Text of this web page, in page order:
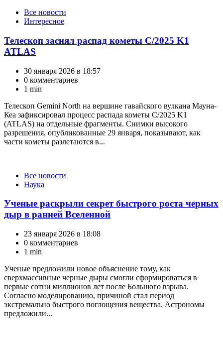
КатегорииВсе новости
Интересное
Телескоп заснял распад кометы C/2025 K1
ATLAS
30 января 2026 в 18:57
0 комментариев
1 min
Телескоп Gemini North на вершине гавайского вулкана Мауна-
Кеа зафиксировал процесс распада кометы C/2025 K1
(ATLAS) на отдельные фрагменты. Снимки высокого
разрешения, опубликованные 29 января, показывают, как
части кометы разлетаются в...
КатегорииВсе новости
Наука
Ученые раскрыли секрет быстрого роста черных
дыр в ранней Вселенной
23 января 2026 в 18:08
0 комментариев
1 min
Ученые предложили новое объяснение тому, как
сверхмассивные черные дыры смогли сформироваться в
первые сотни миллионов лет после Большого взрыва.
Согласно моделированию, причиной стал период
экстремально быстрого поглощения вещества. Астрономы
предложили...